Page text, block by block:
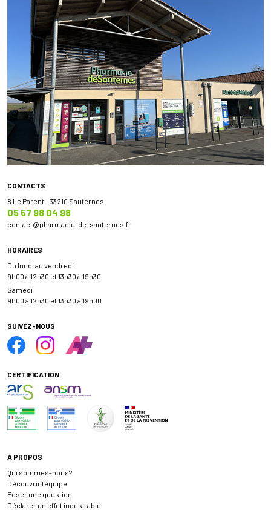
CONTACTS
8 Le Parent - 33210 Sauternes
05 57 98 04 98
contact@pharmacie-de-sauternes.fr
HORAIRES
Du lundi au vendredi
9h00 à 12h30 et 13h30 à 19h30
Samedi
9h00 à 12h30 et 13h30 à 19h00
SUIVEZ-NOUS
CERTIFICATION
À PROPOS
Qui sommes-nous?
Découvrir l’équipe
Poser une question
Déclarer un effet indésirable